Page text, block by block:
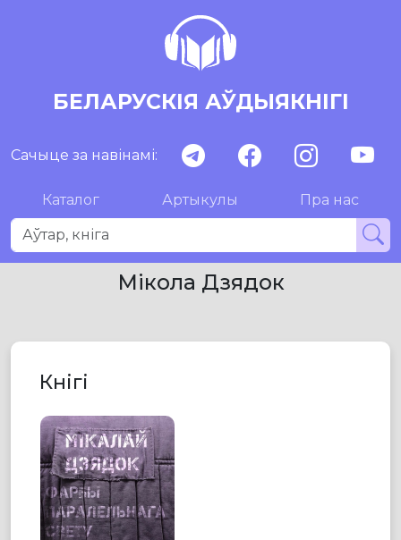
БЕЛАРУСКІЯ АЎДЫЯКНІГІ
Сачыце за навінамі:
Каталог Артыкулы Пра нас
Мікола Дзядок
Кнігі